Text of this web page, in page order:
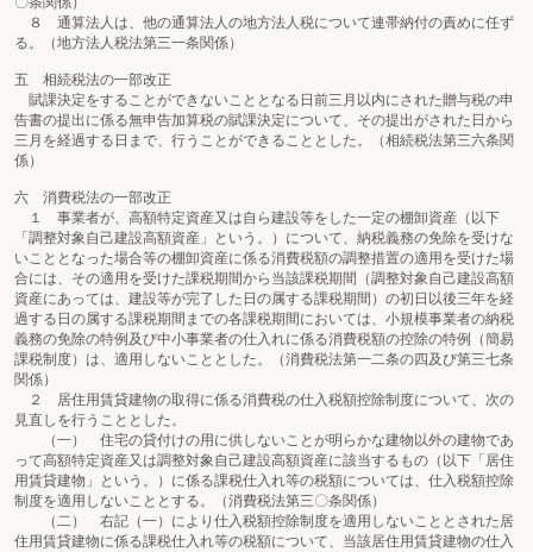
８ 通算法人は、他の通算法人の地方法人税について連帯納付の責めに任ず
る。（地方法人税法第三一条関係）
五 相続税法の一部改正
賦課決定をすることができないこととなる日前三月以内にされた贈与税の申
告書の提出に係る無申告加算税の賦課決定について、その提出がされた日から
三月を経過する日まで、行うことができることとした。（相続税法第三六条関
係）
六 消費税法の一部改正
１ 事業者が、高額特定資産又は自ら建設等をした一定の棚卸資産（以下
「調整対象自己建設高額資産」という。）について、納税義務の免除を受けな
いこととなった場合等の棚卸資産に係る消費税額の調整措置の適用を受けた場
合には、その適用を受けた課税期間から当該課税期間（調整対象自己建設高額
資産にあっては、建設等が完了した日の属する課税期間）の初日以後三年を経
過する日の属する課税期間までの各課税期間においては、小規模事業者の納税
義務の免除の特例及び中小事業者の仕入れに係る消費税額の控除の特例（簡易
課税制度）は、適用しないこととした。（消費税法第一二条の四及び第三七条
関係）
２ 居住用賃貸建物の取得に係る消費税の仕入税額控除制度について、次の
見直しを行うこととした。
（一） 住宅の貸付けの用に供しないことが明らかな建物以外の建物であ
って高額特定資産又は調整対象自己建設高額資産に該当するもの（以下「居住
用賃貸建物」という。）に係る課税仕入れ等の税額については、仕入税額控除
制度を適用しないこととする。（消費税法第三〇条関係）
（二） 右記（一）により仕入税額控除制度を適用しないこととされた居
住用賃貸建物に係る課税仕入れ等の税額について、当該居住用賃貸建物の仕入